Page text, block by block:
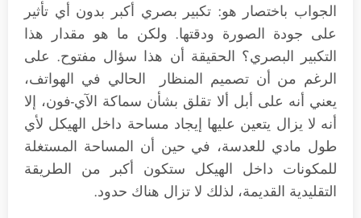
الجواب باختصار هو: تكبير بصري أكبر بدون أي تأثير
على جودة الصورة ودقتها. ولكن ما هو مقدار هذا
التكبير البصري؟ الحقيقة أن هذا سؤال مفتوح. على
الرغم من أن تصميم المنظار الحالي في الهواتف،
يعني أنه على أبل ألا تقلق بشأن سماكة الآي-فون، إلا
أنه لا يزال يتعين عليها إيجاد مساحة داخل الهيكل لأي
طول مادي للعدسة، في حين أن المساحة المستغلة
للمكونات داخل الهيكل ستكون أكبر من الطريقة
التقليدية القديمة، لذلك لا تزال هناك حدود.